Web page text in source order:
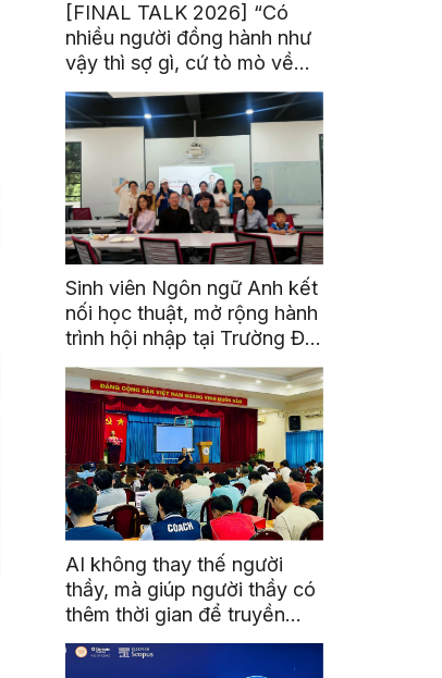
[FINAL TALK 2026] “Có
nhiều người đồng hành như
vậy thì sợ gì, cứ tò mò về
thế giới thôi”
Sinh viên Ngôn ngữ Anh kết
nối học thuật, mở rộng hành
trình hội nhập tại Trường Đại
học Quốc gia Malaysia
AI không thay thế người
thầy, mà giúp người thầy có
thêm thời gian để truyền
cảm hứng